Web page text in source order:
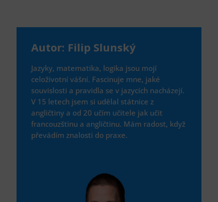
Autor: Filip Slunský
Jazyky, matematika, logika jsou mojí
celoživotní vášní. Fascinuje mne, jaké
souvislosti a pravidla se v jazycích nacházejí.
V 15 letech jsem si udělal státnice z
angličtiny a od 20 učím učitele jak učit
francouzštinu a angličtinu. Mám radost, když
převádím znalosti do praxe.